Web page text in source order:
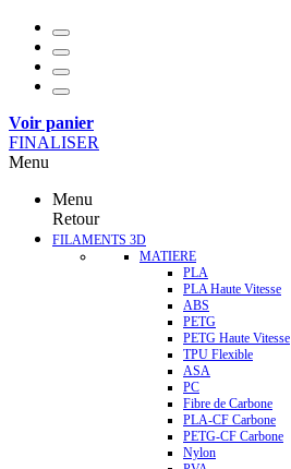
Voir panier
FINALISER
Menu
Menu
Retour
FILAMENTS 3D
MATIERE
PLA
PLA Haute Vitesse
ABS
PETG
PETG Haute Vitesse
TPU Flexible
ASA
PC
Fibre de Carbone
PLA-CF Carbone
PETG-CF Carbone
Nylon